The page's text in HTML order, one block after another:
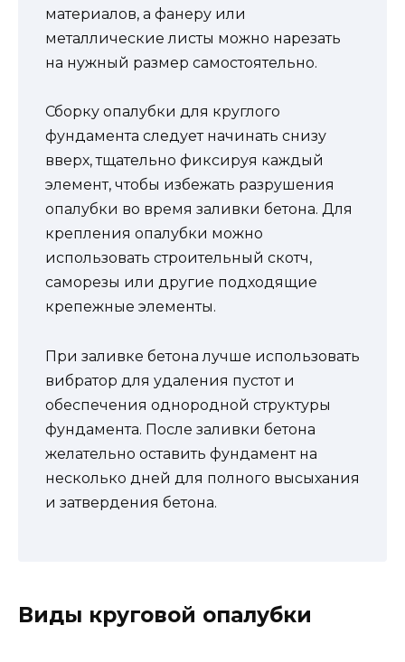
материалов, а фанеру или
металлические листы можно нарезать
на нужный размер самостоятельно.
Сборку опалубки для круглого
фундамента следует начинать снизу
вверх, тщательно фиксируя каждый
элемент, чтобы избежать разрушения
опалубки во время заливки бетона. Для
крепления опалубки можно
использовать строительный скотч,
саморезы или другие подходящие
крепежные элементы.
При заливке бетона лучше использовать
вибратор для удаления пустот и
обеспечения однородной структуры
фундамента. После заливки бетона
желательно оставить фундамент на
несколько дней для полного высыхания
и затвердения бетона.
Виды круговой опалубки